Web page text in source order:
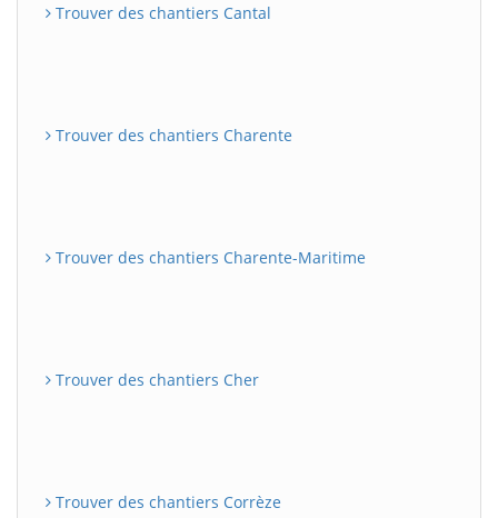
Trouver des chantiers Cantal
Trouver des chantiers Charente
Trouver des chantiers Charente-Maritime
Trouver des chantiers Cher
Trouver des chantiers Corrèze